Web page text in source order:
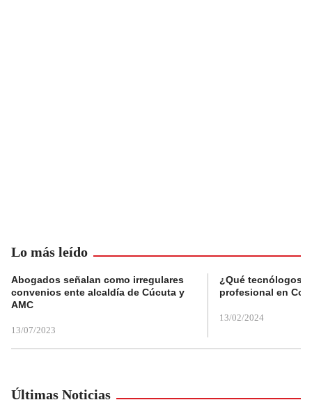
Lo más leído
Abogados señalan como irregulares
convenios ente alcaldía de Cúcuta y
AMC
13/07/2023
¿Qué tecnólogos
profesional en
13/02/2024
Últimas Noticias